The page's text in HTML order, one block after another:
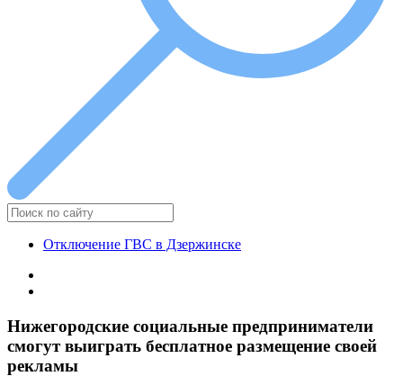
Отключение ГВС в Дзержинске
Нижегородские социальные предприниматели
смогут выиграть бесплатное размещение своей
рекламы